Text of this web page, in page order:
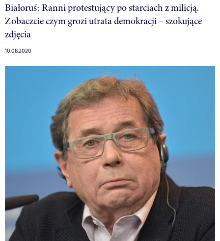
Białoruś: Ranni protestujący po starciach z milicją.
Zobaczcie czym grozi utrata demokracji – szokujące
zdjęcia
10.08.2020